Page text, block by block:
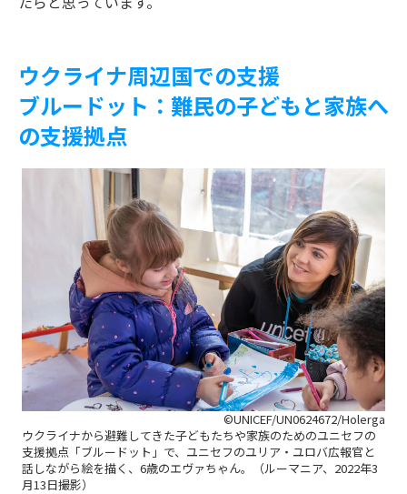
ウクライナ周辺国での支援
ブルードット： 難民の子どもと家族へ
の支援拠点
©UNICEF/UN0624672/Holerga
ウクライナから避難してきた子どもたちや家族のためのユニセフの
支援拠点「ブルードット」で、ユニセフのユリア・ユロバ広報官と
話しながら絵を描く、6歳のエヴァちゃん。（ルーマニア、2022年3
月13日撮影）